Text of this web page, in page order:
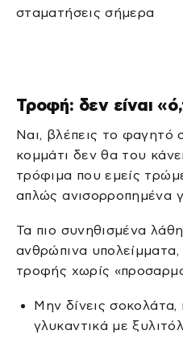
σταματήσεις σήμερα
Τροφή: δεν είναι
Ναι, βλέπεις το φαγητό
κομμάτι δεν θα του
τρόφιμα που εμείς
απλώς ανισορροπημένα
Τα πιο συνηθισμένα
ανθρώπινα υπολείμματα,
τροφής χωρίς
Μην δίνεις
γλυκαντικά με